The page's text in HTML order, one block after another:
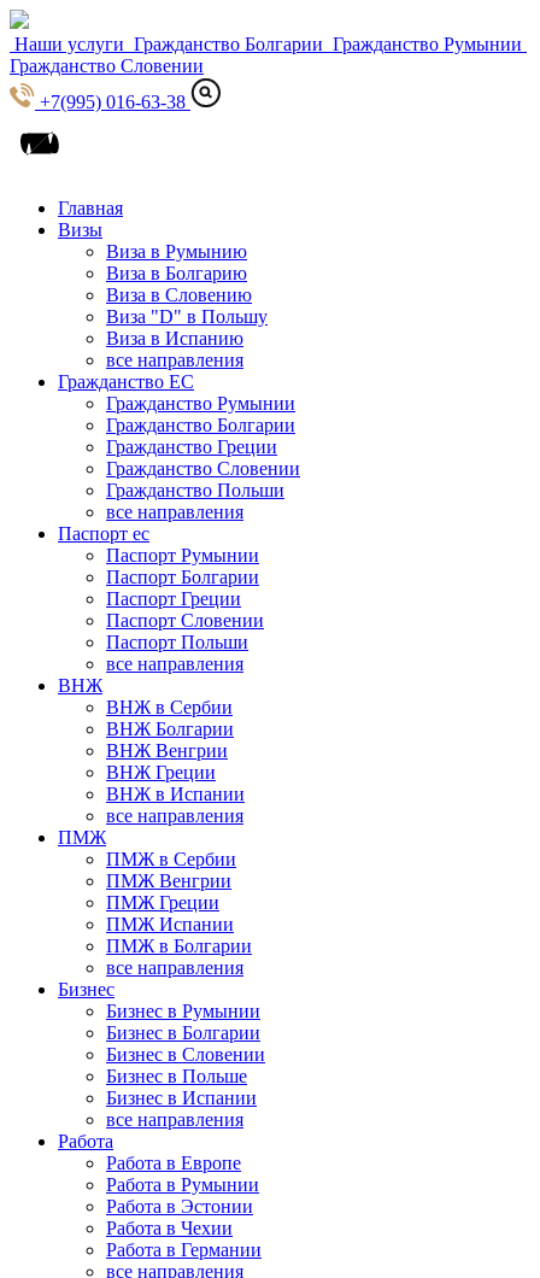
Наши услуги Гражданство Болгарии Гражданство Румынии
Гражданство Словении
+7(995) 016-63-38
Главная
Визы
Виза в Румынию
Виза в Болгарию
Виза в Словению
Виза "D" в Польшу
Виза в Испанию
все направления
Гражданство ЕС
Гражданство Румынии
Гражданство Болгарии
Гражданство Греции
Гражданство Словении
Гражданство Польши
все направления
Паспорт ес
Паспорт Румынии
Паспорт Болгарии
Паспорт Греции
Паспорт Словении
Паспорт Польши
все направления
ВНЖ
ВНЖ в Сербии
ВНЖ Болгарии
ВНЖ Венгрии
ВНЖ Греции
ВНЖ в Испании
все направления
ПМЖ
ПМЖ в Сербии
ПМЖ Венгрии
ПМЖ Греции
ПМЖ Испании
ПМЖ в Болгарии
все направления
Бизнес
Бизнес в Румынии
Бизнес в Болгарии
Бизнес в Словении
Бизнес в Польше
Бизнес в Испании
все направления
Работа
Работа в Европе
Работа в Румынии
Работа в Эстонии
Работа в Чехии
Работа в Германии
все направления